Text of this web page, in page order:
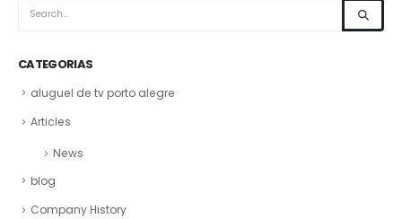
CATEGORIAS
aluguel de tv porto alegre
Articles
News
blog
Company History